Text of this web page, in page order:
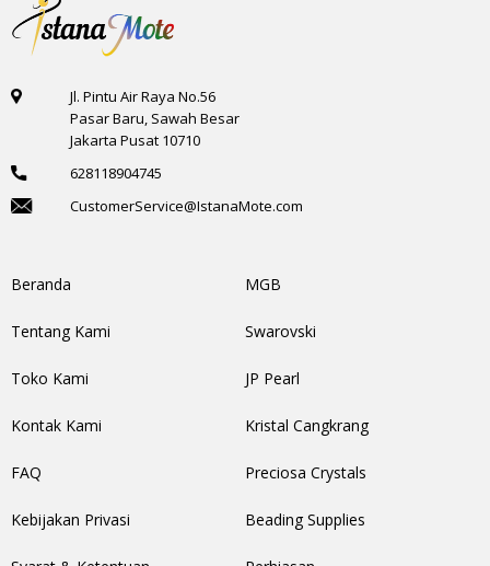
Jl. Pintu Air Raya No.56
Pasar Baru, Sawah Besar
Jakarta Pusat 10710
628118904745
CustomerService@IstanaMote.com
Beranda
Tentang Kami
Toko Kami
Kontak Kami
FAQ
Kebijakan Privasi
MGB
Swarovski
JP Pearl
Kristal Cangkrang
Preciosa Crystals
Beading Supplies